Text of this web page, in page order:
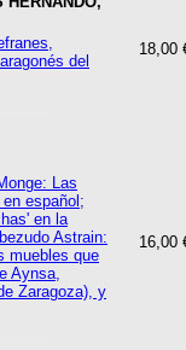
18,00
del
16,00
Las
español;
en la
Astrain:
muebles que
Aynsa,
Zaragoza), y